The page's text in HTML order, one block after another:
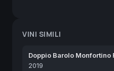
VINI SIMILI
Doppio Barolo Monfortino
2019